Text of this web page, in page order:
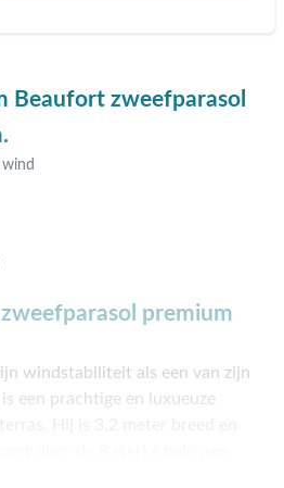
Beaufort zweefparasol
premium
windstabiliteit als een van zijn
een prachtige en luxueuze
hem ook geschikt maakt voor